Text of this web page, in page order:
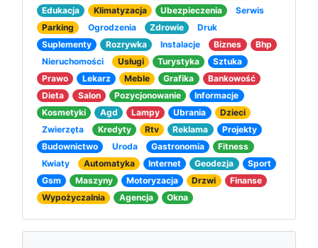
Edukacja
Klimatyzacja Ubezpieczenia
Serwis
Parking
Ogrodzenia Zdrowie
Druk
Suplementy
Rozrywka Instalacje Biznes
Bhp
Nieruchomości
Usługi Turystyka
Sztuka
Prawo
Lekarz Meble Grafika
Bankowość
Dieta
Salon Pozycjonowanie
Informacje
Kosmetyki
Agd Lampy Ubrania
Dzieci
Zwierzęta
Kredyty Rtv Reklama
Projekty
Budownictwo
Uroda Gastronomia
Fitness
Kwiaty
Automatyka Internet Geodezja
Sport
Gsm
Maszyny Motoryzacja Drzwi
Finanse
Wypożyczalnia
Agencja Okna